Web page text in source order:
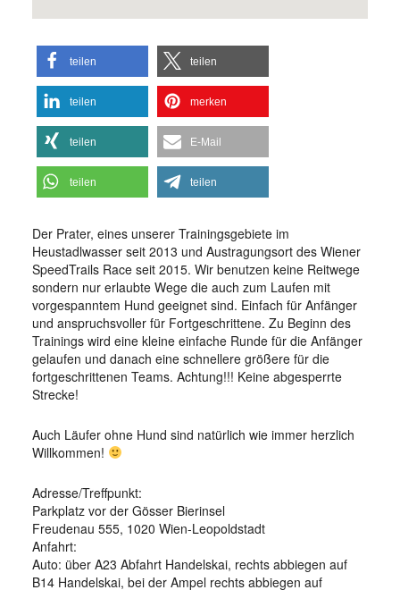
teilen teilen
teilen merken
teilen E-Mail
teilen teilen
Der Prater, eines unserer Trainingsgebiete im
Heustadlwasser seit 2013 und Austragungsort des Wiener
SpeedTrails Race seit 2015. Wir benutzen keine Reitwege
sondern nur erlaubte Wege die auch zum Laufen mit
vorgespanntem Hund geeignet sind. Einfach für Anfänger
und anspruchsvoller für Fortgeschrittene. Zu Beginn des
Trainings wird eine kleine einfache Runde für die Anfänger
gelaufen und danach eine schnellere größere für die
fortgeschrittenen Teams. Achtung!!! Keine abgesperrte
Strecke!
Auch Läufer ohne Hund sind natürlich wie immer herzlich
Willkommen!
Adresse/Treffpunkt:
Parkplatz vor der Gösser Bierinsel
Freudenau 555, 1020 Wien-Leopoldstadt
Anfahrt:
Auto: über A23 Abfahrt Handelskai, rechts abbiegen auf
B14 Handelskai, bei der Ampel rechts abbiegen auf